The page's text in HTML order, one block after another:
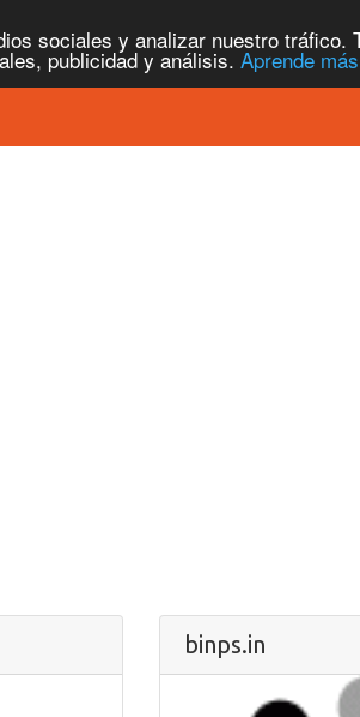
sociales y analizar nuestro tráfico.
publicidad y análisis. Aprende más
binps.in